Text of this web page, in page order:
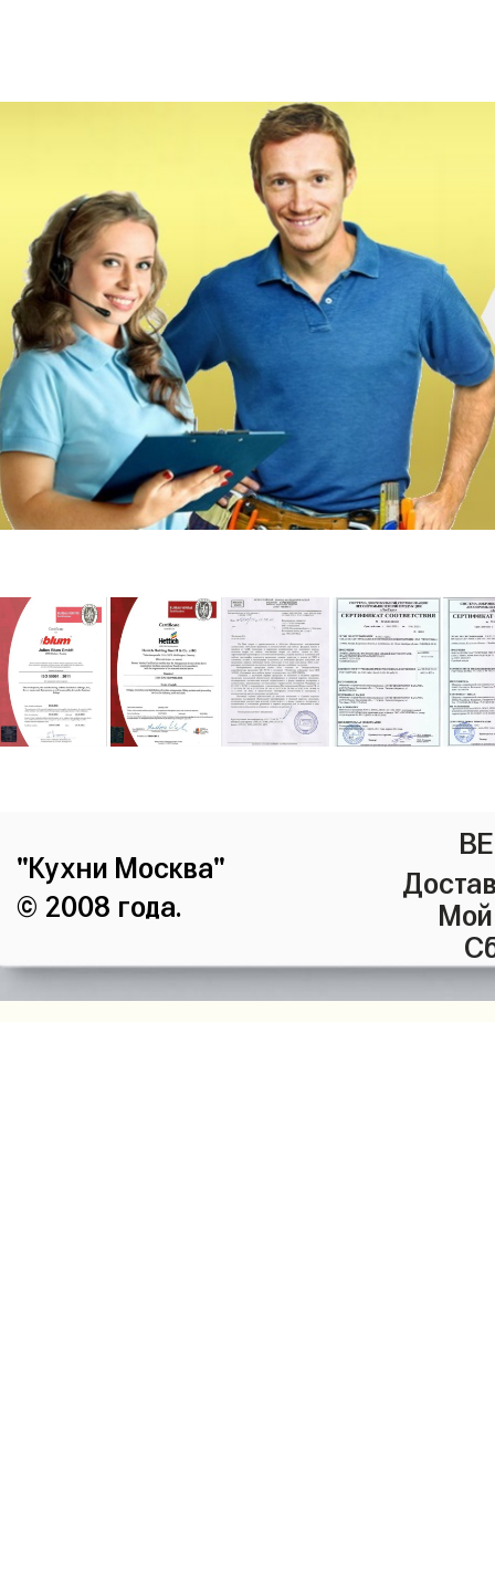
"Кухни Москва"
© 2008 года.